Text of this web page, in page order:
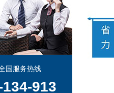
华思特机房建设四大核心优势-16年专注机房新建/改造/布线/维保
统机房的区别
关于机房建设的选址、等级、机架、机柜
国服务热线
913